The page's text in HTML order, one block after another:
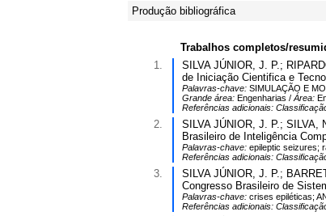
Produção bibliográfica
Trabalhos completos/
1.
SILVA JÚNIOR, J. P.;
de Iniciação Cientifica e
Palavras-chave: SIMULAÇÃO E
Grande área: Engenharias / Área:
Referências adicionais:
2.
SILVA JÚNIOR, J. P.; SILVA,
Brasileiro de Inteligência
Palavras-chave: epileptic seizures;
Referências adicionais:
3.
SILVA JÚNIOR, J. P.;
Congresso Brasileiro de
Palavras-chave: crises epiléticas;
Referências adicionais: